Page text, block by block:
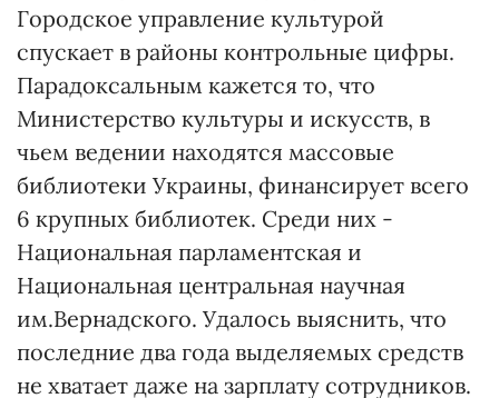
Городское управление культурой
спускает в районы контрольные цифры.
Парадоксальным кажется то, что
Министерство культуры и искусств, в
чьем ведении находятся массовые
библиотеки Украины, финансирует всего
6 крупных библиотек. Среди них -
Национальная парламентская и
Национальная центральная научная
им.Вернадского. Удалось выяснить, что
последние два года выделяемых средств
не хватает даже на зарплату сотрудников.